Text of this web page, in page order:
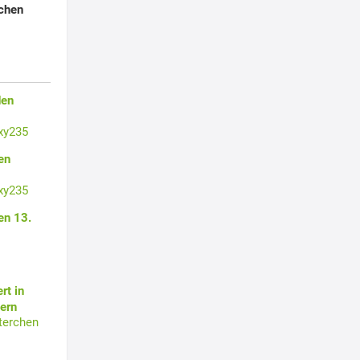
13.
in